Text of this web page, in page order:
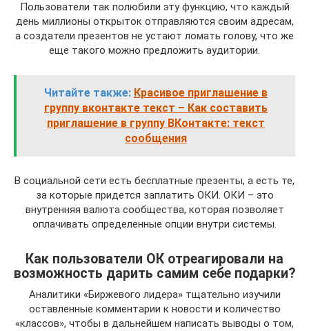
Пользователи так полюбили эту функцию, что каждый
день миллионы открыток отправляются своим адресам,
а создатели презентов не устают ломать голову, что же
еще такого можно предложить аудитории.
Читайте также: Красивое приглашение в
группу вконтакте текст – Как составить
приглашение в группу ВКонтакте: текст
сообщения
В социальной сети есть бесплатные презенты, а есть те,
за которые придется заплатить ОКИ. ОКИ – это
внутренняя валюта сообщества, которая позволяет
оплачивать определенные опции внутри системы.
Как пользователи ОК отреагировали на
возможность дарить самим себе подарки?
Аналитики «Биржевого лидера» тщательно изучили
оставленные комментарии к новости и количество
«классов», чтобы в дальнейшем написать выводы о том,